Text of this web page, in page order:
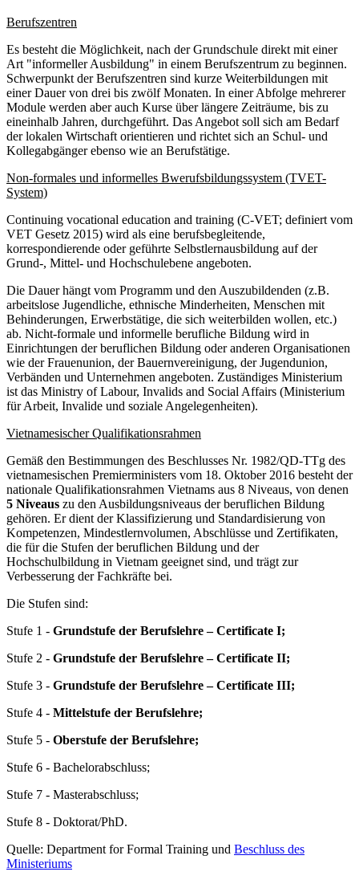
Berufszentren
Es besteht die Möglichkeit, nach der Grundschule direkt mit einer
Art "informeller Ausbildung" in einem Berufszentrum zu beginnen.
Schwerpunkt der Berufszentren sind kurze Weiterbildungen mit
einer Dauer von drei bis zwölf Monaten. In einer Abfolge mehrerer
Module werden aber auch Kurse über längere Zeiträume, bis zu
eineinhalb Jahren, durchgeführt. Das Angebot soll sich am Bedarf
der lokalen Wirtschaft orientieren und richtet sich an Schul- und
Kollegabgänger ebenso wie an Berufstätige.
Non-formales und informelles Bwerufsbildungssystem (TVET-
System)
Continuing vocational education and training (C-VET; definiert vom
VET Gesetz 2015) wird als eine berufsbegleitende,
korrespondierende oder geführte Selbstlernausbildung auf der
Grund-, Mittel- und Hochschulebene angeboten.
Die Dauer hängt vom Programm und den Auszubildenden (z.B.
arbeitslose Jugendliche, ethnische Minderheiten, Menschen mit
Behinderungen, Erwerbstätige, die sich weiterbilden wollen, etc.)
ab. Nicht-formale und informelle berufliche Bildung wird in
Einrichtungen der beruflichen Bildung oder anderen Organisationen
wie der Frauenunion, der Bauernvereinigung, der Jugendunion,
Verbänden und Unternehmen angeboten. Zuständiges Ministerium
ist das Ministry of Labour, Invalids and Social Affairs (Ministerium
für Arbeit, Invalide und soziale Angelegenheiten).
Vietnamesischer Qualifikationsrahmen
Gemäß den Bestimmungen des Beschlusses Nr. 1982/QD-TTg des
vietnamesischen Premierministers vom 18. Oktober 2016 besteht der
nationale Qualifikationsrahmen Vietnams aus 8 Niveaus, von denen
5 Niveaus zu den Ausbildungsniveaus der beruflichen Bildung
gehören. Er dient der Klassifizierung und Standardisierung von
Kompetenzen, Mindestlernvolumen, Abschlüsse und Zertifikaten,
die für die Stufen der beruflichen Bildung und der
Hochschulbildung in Vietnam geeignet sind, und trägt zur
Verbesserung der Fachkräfte bei.
Die Stufen sind:
Stufe 1 - Grundstufe der Berufslehre – Certificate I;
Stufe 2 - Grundstufe der Berufslehre – Certificate II;
Stufe 3 - Grundstufe der Berufslehre – Certificate III;
Stufe 4 - Mittelstufe der Berufslehre;
Stufe 5 - Oberstufe der Berufslehre;
Stufe 6 - Bachelorabschluss;
Stufe 7 - Masterabschluss;
Stufe 8 - Doktorat/PhD.
Quelle: Department for Formal Training und Beschluss des
Ministeriums